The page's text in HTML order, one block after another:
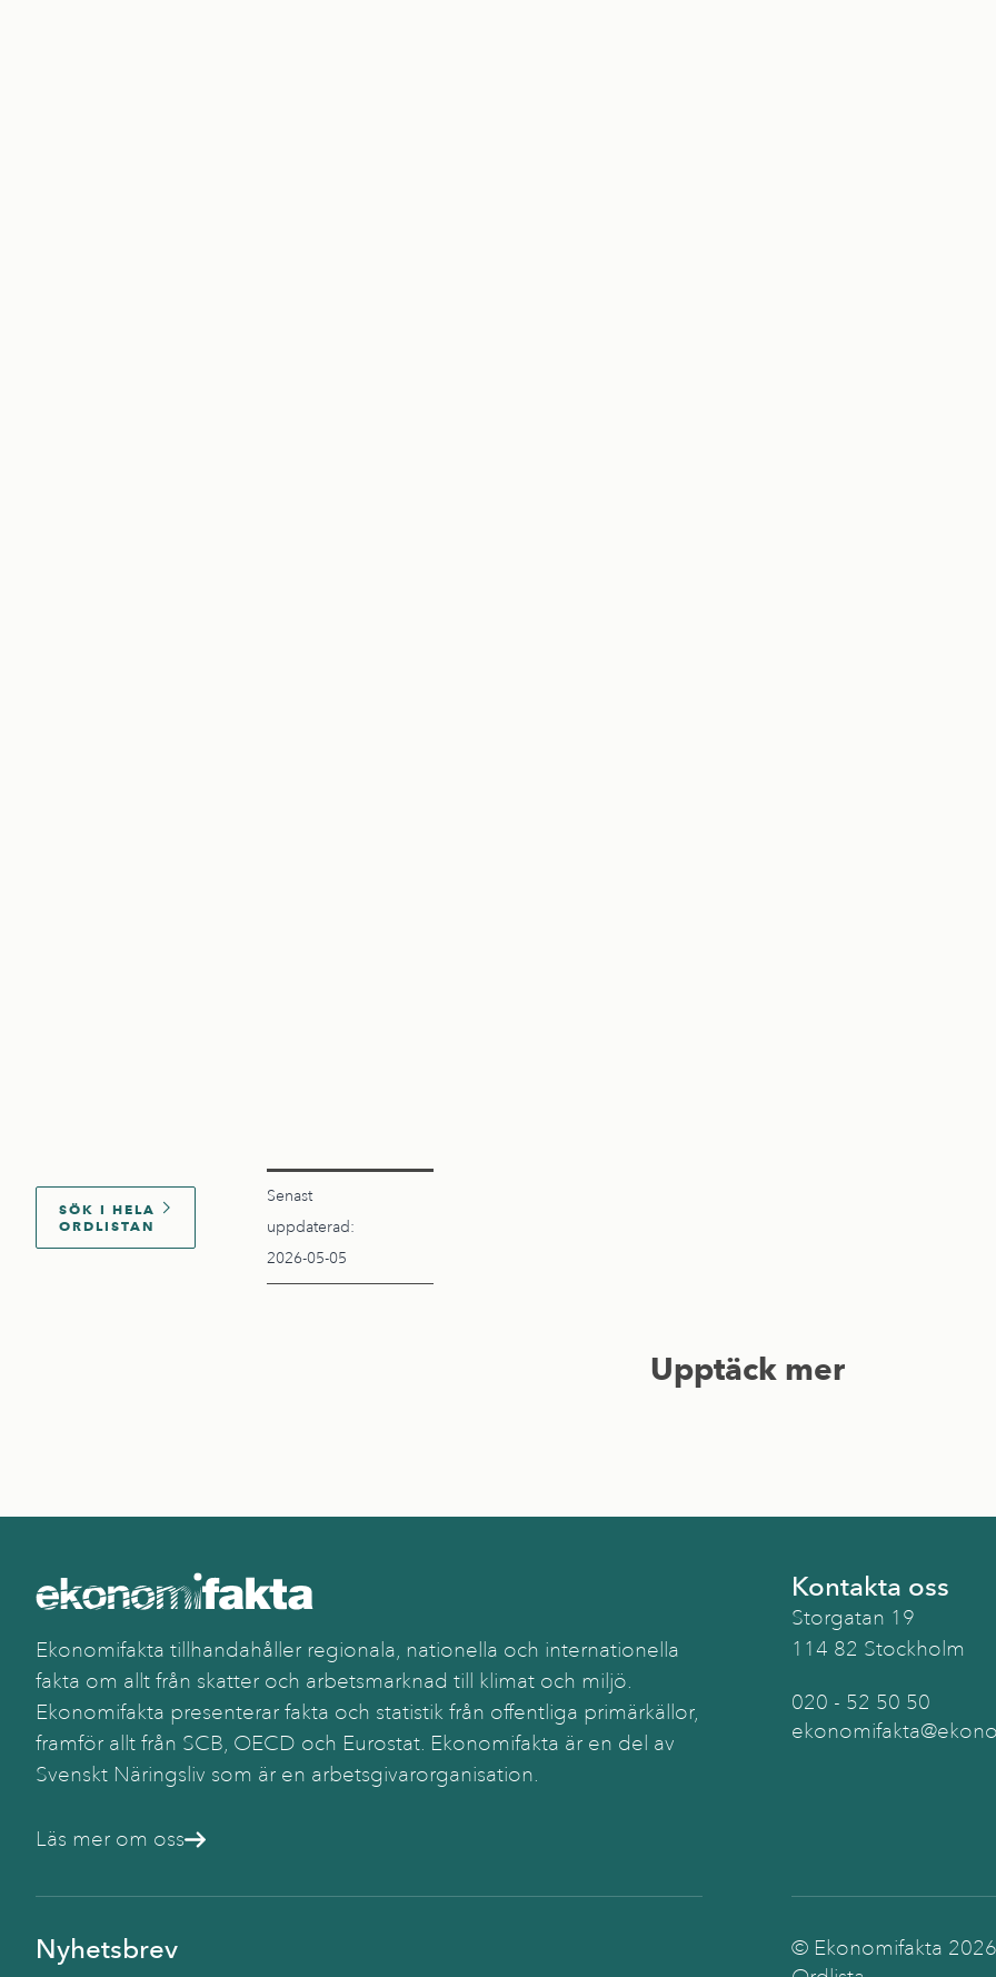
SÖK I HELA
ORDLISTAN
Senast
uppdaterad:
2026-05-05
Upptäck mer
Ekonomifakta tillhandahåller regionala, nationella och internationella
fakta om allt från skatter och arbetsmarknad till klimat och miljö.
Ekonomifakta presenterar fakta och statistik från offentliga primärkällor,
framför allt från SCB, OECD och Eurostat. Ekonomifakta är en del av
Svenskt Näringsliv som är en arbetsgivarorganisation.
Läs mer om oss
Kontakta oss
Storgatan 19
114 82 Stockholm
020 - 52 50 50
Nyhetsbrev © Ekonomifakta 2026